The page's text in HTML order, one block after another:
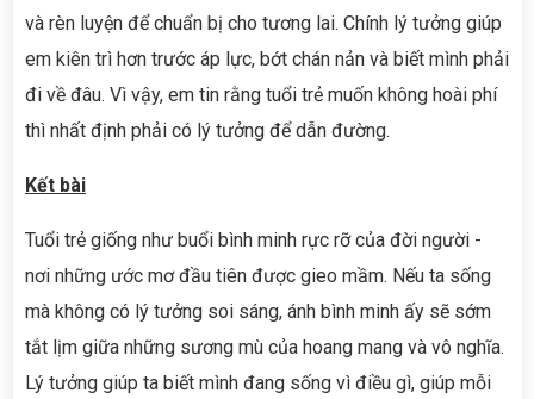
và rèn luyện để chuẩn bị cho tương lai. Chính lý tưởng giúp
em kiên trì hơn trước áp lực, bớt chán nản và biết mình phải
đi về đâu. Vì vậy, em tin rằng tuổi trẻ muốn không hoài phí
thì nhất định phải có lý tưởng để dẫn đường.
Kết bài
Tuổi trẻ giống như buổi bình minh rực rỡ của đời người -
nơi những ước mơ đầu tiên được gieo mầm. Nếu ta sống
mà không có lý tưởng soi sáng, ánh bình minh ấy sẽ sớm
tắt lịm giữa những sương mù của hoang mang và vô nghĩa.
Lý tưởng giúp ta biết mình đang sống vì điều gì, giúp mỗi